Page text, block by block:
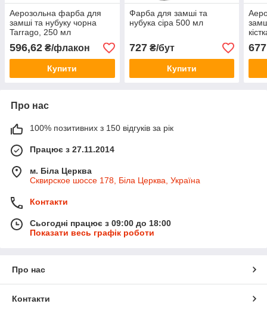
Аерозольна фарба для
замші та нубуку чорна
Tarrago, 250 мл
596,62 ₴/флакон
Купити
Фарба для замші та
нубука сіра 500 мл
727₴/бут
Купити
Про нас
100% позитивних з 150 відгуків за рік
Працює з 27.11.2014
м. Біла Церква
Сквирское шоссе 178, Біла Церква, Україна
Контакти
Сьогодні працює з 09:00 до 18:00
Показати весь графік роботи
Про нас
Контакти